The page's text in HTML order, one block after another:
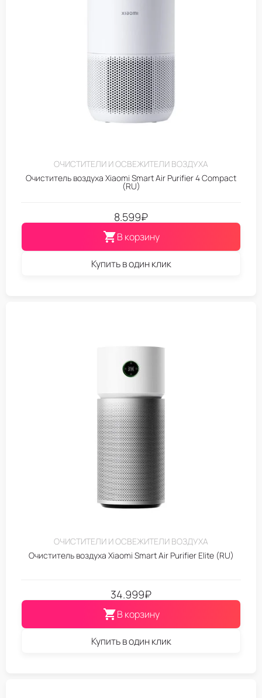
ОЧИСТИТЕЛИ И ОСВЕЖИТЕЛИ ВОЗДУХА
Очиститель воздуха Xiaomi Smart Air Purifier 4 Compact
(RU)
8.599₽
В корзину
Купить в один клик
ОЧИСТИТЕЛИ И ОСВЕЖИТЕЛИ ВОЗДУХА
Очиститель воздуха Xiaomi Smart Air Purifier Elite (RU)
34.999₽
В корзину
Купить в один клик